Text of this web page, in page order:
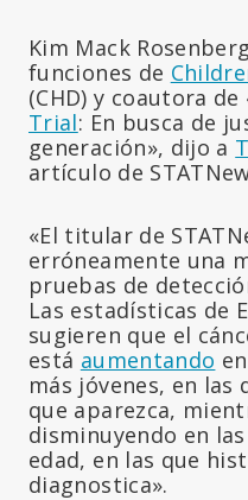
Kim Mack
funciones de
(CHD) y coautora de
Trial: En busca de
generación», dijo a
artículo de
«El titular de
erróneamente una
pruebas de
Las estadísticas de
sugieren que el
está aumentando
más jóvenes, en las
que aparezca,
disminuyendo en
edad, en las que
diagnostica».